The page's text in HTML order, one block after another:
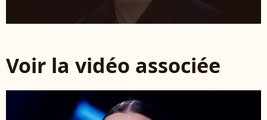
Voir la vidéo associée